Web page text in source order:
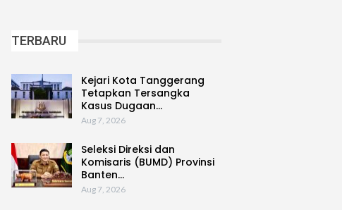
TERBARU
Kejari Kota Tanggerang
Tetapkan Tersangka
Kasus Dugaan…
Aug 7, 2026
Seleksi Direksi dan
Komisaris (BUMD) Provinsi
Banten…
Aug 7, 2026